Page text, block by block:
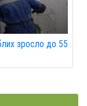
зросло до 55